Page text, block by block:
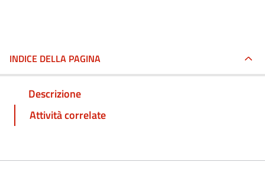
INDICE DELLA PAGINA
Descrizione
Attività correlate